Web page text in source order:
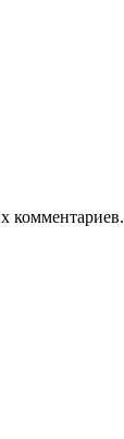
комментариев.